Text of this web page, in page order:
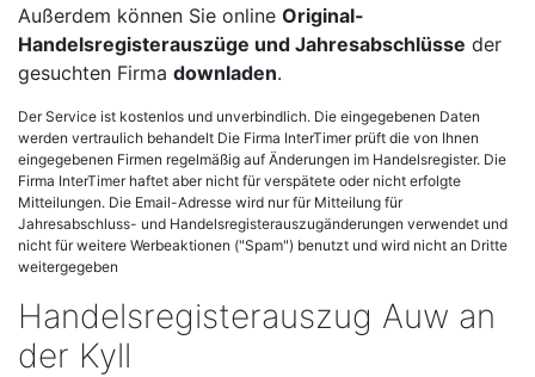
Außerdem können Sie online Original-
Handelsregisterauszüge und Jahresabschlüsse der
gesuchten Firma downladen.
Der Service ist kostenlos und unverbindlich. Die eingegebenen Daten
werden vertraulich behandelt Die Firma InterTimer prüft die von Ihnen
eingegebenen Firmen regelmäßig auf Änderungen im Handelsregister. Die
Firma InterTimer haftet aber nicht für verspätete oder nicht erfolgte
Mitteilungen. Die Email-Adresse wird nur für Mitteilung für
Jahresabschluss- und Handelsregisterauszugänderungen verwendet und
nicht für weitere Werbeaktionen ("Spam") benutzt und wird nicht an Dritte
weitergegeben
Handelsregisterauszug Auw an
der Kyll